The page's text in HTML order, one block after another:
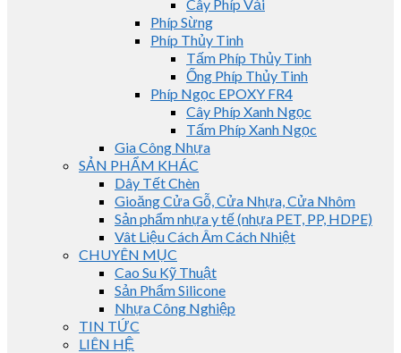
Cây Phíp Vải
Phíp Sừng
Phíp Thủy Tinh
Tấm Phíp Thủy Tinh
Ống Phíp Thủy Tinh
Phíp Ngọc EPOXY FR4
Cây Phíp Xanh Ngọc
Tấm Phíp Xanh Ngọc
Gia Công Nhựa
SẢN PHẨM KHÁC
Dây Tết Chèn
Gioăng Cửa Gỗ, Cửa Nhựa, Cửa Nhôm
Sản phẩm nhựa y tế (nhựa PET, PP, HDPE)
Vât Liệu Cách Âm Cách Nhiệt
CHUYÊN MỤC
Cao Su Kỹ Thuật
Sản Phẩm Silicone
Nhựa Công Nghiệp
TIN TỨC
LIÊN HỆ